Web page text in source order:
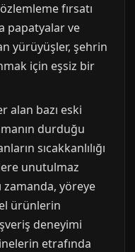
fırsatı
papatyalar ve
yürüyüşler, şehrin
için eşsiz bir
alan bazı eski
durduğu
sıcakkanlılığı
unutulmaz
zamanda, yöreye
ürünlerin
deneyimi
etrafında